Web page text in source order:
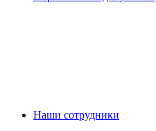
Наши сотрудники